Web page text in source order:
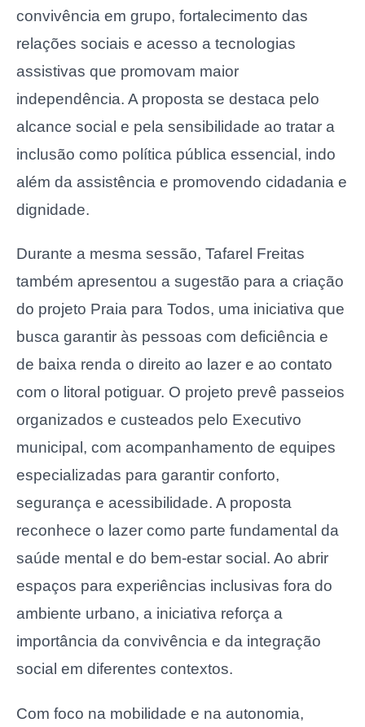
convivência em grupo, fortalecimento das
relações sociais e acesso a tecnologias
assistivas que promovam maior
independência. A proposta se destaca pelo
alcance social e pela sensibilidade ao tratar a
inclusão como política pública essencial, indo
além da assistência e promovendo cidadania e
dignidade.
Durante a mesma sessão, Tafarel Freitas
também apresentou a sugestão para a criação
do projeto Praia para Todos, uma iniciativa que
busca garantir às pessoas com deficiência e
de baixa renda o direito ao lazer e ao contato
com o litoral potiguar. O projeto prevê passeios
organizados e custeados pelo Executivo
municipal, com acompanhamento de equipes
especializadas para garantir conforto,
segurança e acessibilidade. A proposta
reconhece o lazer como parte fundamental da
saúde mental e do bem-estar social. Ao abrir
espaços para experiências inclusivas fora do
ambiente urbano, a iniciativa reforça a
importância da convivência e da integração
social em diferentes contextos.
Com foco na mobilidade e na autonomia,